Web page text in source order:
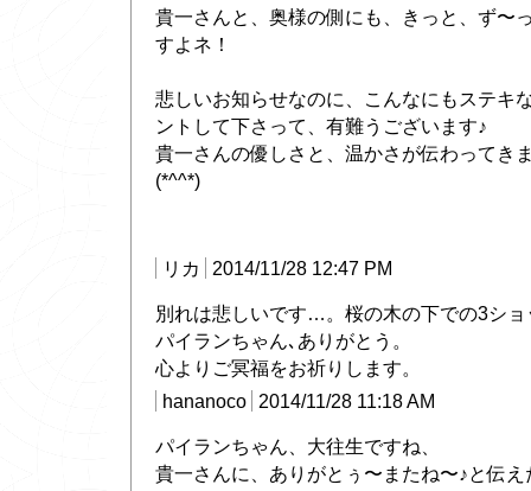
貴一さんと、奥様の側にも、きっと、ず〜
すよネ！
悲しいお知らせなのに、こんなにもステキ
ントして下さって、有難うございます♪
貴一さんの優しさと、温かさが伝わってき
(*^^*)
リカ 2014/11/28 12:47 PM
別れは悲しいです…。桜の木の下での3シ
パイランちゃん､ありがとう。
心よりご冥福をお祈りします。
hananoco
2014/11/28 11:18 AM
パイランちゃん、大往生ですね、
貴一さんに、ありがとぅ〜またね〜♪と伝